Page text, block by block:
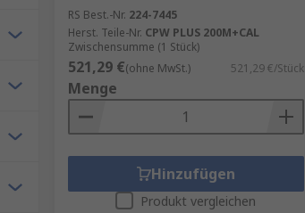
RS Best.-Nr. 224-7445
Herst. Teile-Nr. CPW PLUS 200M+CAL
Zwischensumme (1 Stück)
521,29 €(ohne MwSt.) 521,29 €/Stück
Menge
Hinzufügen
Produkt vergleichen